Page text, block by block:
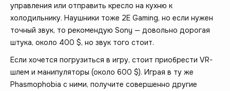
управления или отправить кресло на кухню к
холодильнику. Наушники тоже 2E Gaming, но если нужен
точный звук, то рекомендую Sony — довольно дорогая
штука, около 400 $, но звук того стоит.
Если хочется погрузиться в игру, стоит приобрести VR-
шлем и манипуляторы (около 600 $). Играя в ту же
Phasmophobia с ними, получите совершенно другие